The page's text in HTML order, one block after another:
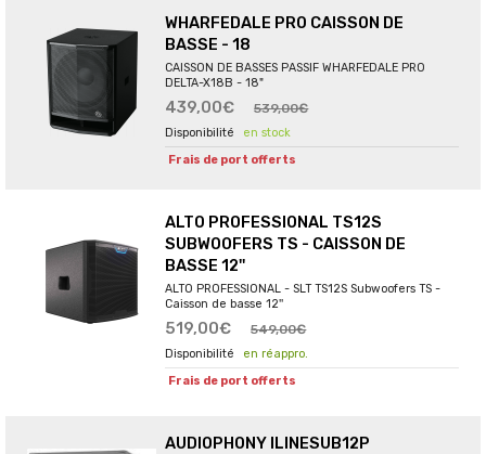
WHARFEDALE PRO CAISSON DE
BASSE - 18
CAISSON DE BASSES PASSIF WHARFEDALE PRO
DELTA-X18B - 18"
439,00€ 539,00€
en stock
Frais de port offerts
ALTO PROFESSIONAL TS12S
SUBWOOFERS TS - CAISSON DE
BASSE 12''
ALTO PROFESSIONAL - SLT TS12S Subwoofers TS -
Caisson de basse 12''
519,00€ 549,00€
en réappro.
Frais de port offerts
AUDIOPHONY ILINESUB12P